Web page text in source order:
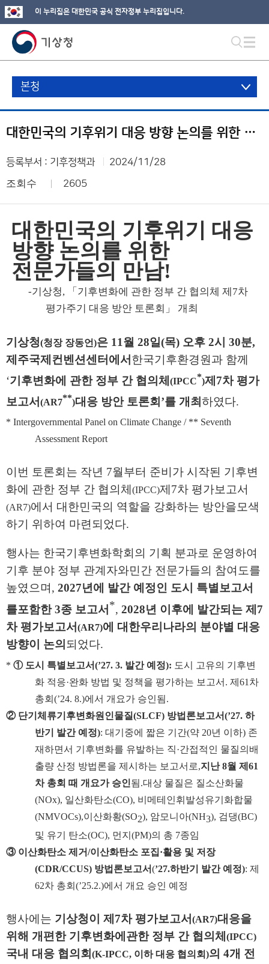
이 누리집은 대한민국 공식 전자정부 누리집입니다.
본청
대한민국의 기후위기 대응 방향 논의를 위한 전문가들의 만남!
등록부서 : 기후정책과 2024/11/28
조회수 2605
대한민국의 기후위기 대응
방향 논의를 위한
전문가들의 만남!
-기상청, 「 기후변화에 관한 정부 간 협의체 제 7차
평가주기 대응 방안 토론회 」 개최
기상청(청장 장동언)은 11월 28일(목) 오후 2시 30분,
제주국제컨벤션센터에서 한국기후환경원과 함께
‘기후변화에 관한 정부 간 협의체 (IPCC*)제 7차 평가
보고서 (AR7**)대응 방안 토론회 ’를 개최하였다.
* Intergovernmental Panel on Climate Change / ** Seventh
Assessment Report
이번 토론회는 작년 7월부터 준비가 시작된 기후변
화에 관한 정부 간 협의체 (IPCC)제 7차 평가보고서
(AR7)에서 대한민국의 역할을 강화하는 방안을모색
하기 위하여 마련되었다.
행사는 한국기후변화학회의 기획 분과로 운영하여
기후 분야 정부 관계자와민간 전문가들의 참여도를
높였으며 , 2027년에 발간 예정인 도시 특별보고서
를포함한3종 보고서 *, 2028년 이후에 발간되는 제 7
차 평가보고서 (AR7)에 대한우리나라의 분야별 대응
방향이 논의 되었다.
* ① 도시 특별보고서(’27. 3. 발간 예정): 도시 고유의 기후변
화 적응·완화 방법 및 정책을 평가하는 보고서 .제61 차
총회(’24. 8.)에서 개요가 승인됨.
② 단기체류기후변화원인물질(SLCF) 방법론보고서(’27. 하
반기 발간 예정): 대기 중에 짧은 기간(약 20년 이하) 존
재하면서 기후변화를 유발하는 직·간접적인 물질의 배
출량 산정 방법론을 제시하는 보고서로,지난8월 제 61
차 총회 때 개요가 승인됨.대상 물질은 질소산화물
(NOx), 일산화탄소(CO), 비메테인휘발성유기화합물
(NMVOCs),이산화황(SO2), 암모니아(NH3), 검댕(BC)
및 유기 탄소(OC), 먼지 (PM)의 총 7종임
③ 이산화탄소 제거/이산화탄소 포집·활용 및 저장
(CDR/CCUS) 방법론보고서(’27.하반기 발간 예정): 제
62차 총회 (’25.2.)에서 개요 승인 예정
행사에는 기상청이 제 7차 평가보고서 (AR7)대응을
위해 개편한 기후변화에 관한 정부 간 협의체 (IPCC)
국내 대응 협의회 (K-IPCC, 이하 대응 협의회 )의 4개 전